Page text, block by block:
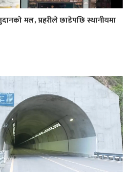
मल, प्रहरीले छाडेपछि स्थानीयमा